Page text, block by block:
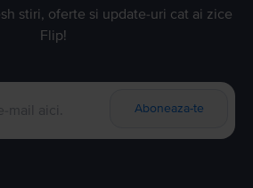
stiri, oferte si update-uri cat ai zice
Flip!
Aboneaza-te